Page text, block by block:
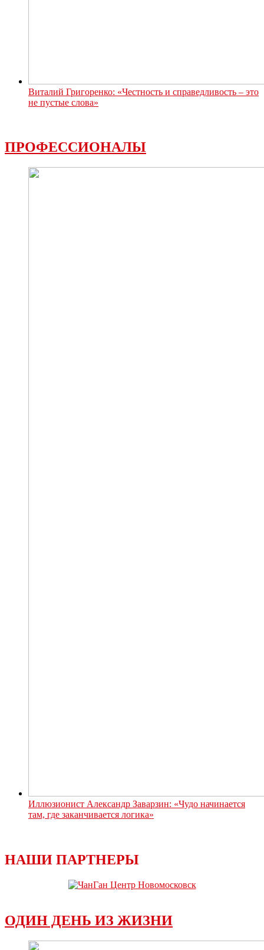
Виталий Григоренко: «Честность и справедливость – это
не пустые слова»
ПРОФЕССИОНАЛЫ
Иллюзионист Александр Заварзин: «Чудо начинается
там, где заканчивается логика»
НАШИ ПАРТНЕРЫ
ОДИН ДЕНЬ ИЗ ЖИЗНИ